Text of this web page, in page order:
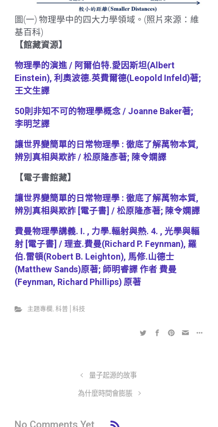
圖(一) 物理學中的四大力學領域。(照片來源：維
基百科)
【館藏資源】
物理學的演進 / 阿爾伯特.愛因斯坦(Albert
Einstein), 利奧波德.英費爾德(Leopold Infeld)著;
王文生譯
50則非知不可的物理學概念 / Joanne Baker著;
李明芝譯
讓世界變簡單的日常物理學 : 徹底了解萬物本質,
辨別真相與欺詐 / 松原隆彥著; 陳令嫻譯
【電子書館藏】
讓世界變簡單的日常物理學 : 徹底了解萬物本質,
辨別真相與欺詐 [電子書] / 松原隆彥著; 陳令嫻譯
費曼物理學講義. I. , 力學.輻射與熱. 4. , 光學與輻
射 [電子書] / 理查.費曼(Richard P. Feynman), 羅
伯.雷頓(Robert B. Leighton), 馬修.山德士
(Matthew Sands)原著; 師明睿譯 作者 費曼
(Feynman, Richard Phillips) 原著
主題專欄 , 科普│科技
量子起源的故事
為什麼時間會膨脹